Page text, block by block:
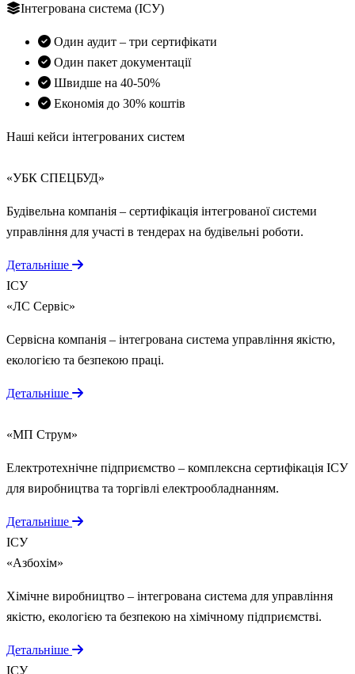
Інтегрована система (ІСУ)
Один аудит – три сертифікати
Один пакет документації
Швидше на 40-50%
Економія до 30% коштів
Наші кейси інтегрованих систем
«УБК СПЕЦБУД»
Будівельна компанія – сертифікація інтегрованої системи
управління для участі в тендерах на будівельні роботи.
Детальніше
ІСУ
«ЛС Сервіс»
Сервісна компанія – інтегрована система управління якістю,
екологією та безпекою праці.
Детальніше
«МП Струм»
Електротехнічне підприємство – комплексна сертифікація ІСУ
для виробництва та торгівлі електрообладнанням.
Детальніше
ІСУ
«Азбохім»
Хімічне виробництво – інтегрована система для управління
якістю, екологією та безпекою на хімічному підприємстві.
Детальніше
ІСУ